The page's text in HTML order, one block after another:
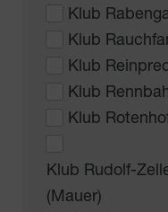
Klub
Klub
Klub
Klub
Klub
Klub Rudolf-
(Mauer)